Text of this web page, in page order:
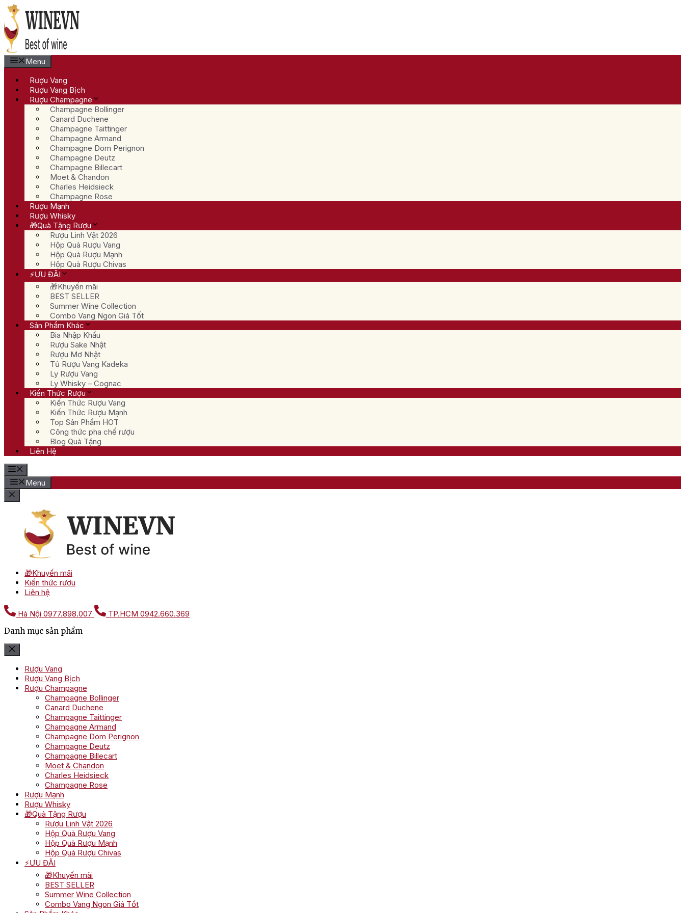
Chuyển
đến
nội
dung
Menu
Rượu Vang
Rượu Vang Bịch
Rượu Champagne
Champagne Bollinger
Canard Duchene
Champagne Taittinger
Champagne Armand
Champagne Dom Perignon
Champagne Deutz
Champagne Billecart
Moet & Chandon
Charles Heidsieck
Champagne Rose
Rượu Mạnh
Rượu Whisky
🎁Quà Tặng Rượu
Rượu Linh Vật 2026
Hộp Quà Rượu Vang
Hộp Quà Rượu Mạnh
Hộp Quà Rượu Chivas
⚡ƯU ĐÃI
🎁Khuyến mãi
BEST SELLER
Summer Wine Collection
Combo Vang Ngon Giá Tốt
Sản Phẩm Khác
Bia Nhập Khẩu
Rượu Sake Nhật
Rượu Mơ Nhật
Tủ Rượu Vang Kadeka
Ly Rượu Vang
Ly Whisky – Cognac
Kiến Thức Rượu
Kiến Thức Rượu Vang
Kiến Thức Rượu Mạnh
Top Sản Phẩm HOT
Công thức pha chế rượu
Blog Quà Tặng
Liên Hệ
Menu
🎁Khuyến mãi
Kiến thức rượu
Liên hệ
Hà Nội 0977.898.007 TP.HCM 0942.660.369
Danh mục sản phẩm
Rượu Vang
Rượu Vang Bịch
Rượu Champagne
Champagne Bollinger
Canard Duchene
Champagne Taittinger
Champagne Armand
Champagne Dom Perignon
Champagne Deutz
Champagne Billecart
Moet & Chandon
Charles Heidsieck
Champagne Rose
Rượu Mạnh
Rượu Whisky
🎁Quà Tặng Rượu
Rượu Linh Vật 2026
Hộp Quà Rượu Vang
Hộp Quà Rượu Mạnh
Hộp Quà Rượu Chivas
⚡ƯU ĐÃI
🎁Khuyến mãi
BEST SELLER
Summer Wine Collection
Combo Vang Ngon Giá Tốt